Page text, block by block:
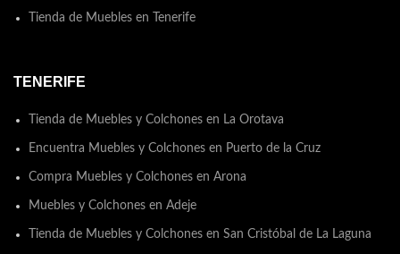
Tienda de Muebles en Tenerife
TENERIFE
Tienda de Muebles y Colchones en La Orotava
Encuentra Muebles y Colchones en Puerto de la Cruz
Compra Muebles y Colchones en Arona
Muebles y Colchones en Adeje
Tienda de Muebles y Colchones en San Cristóbal de La Laguna